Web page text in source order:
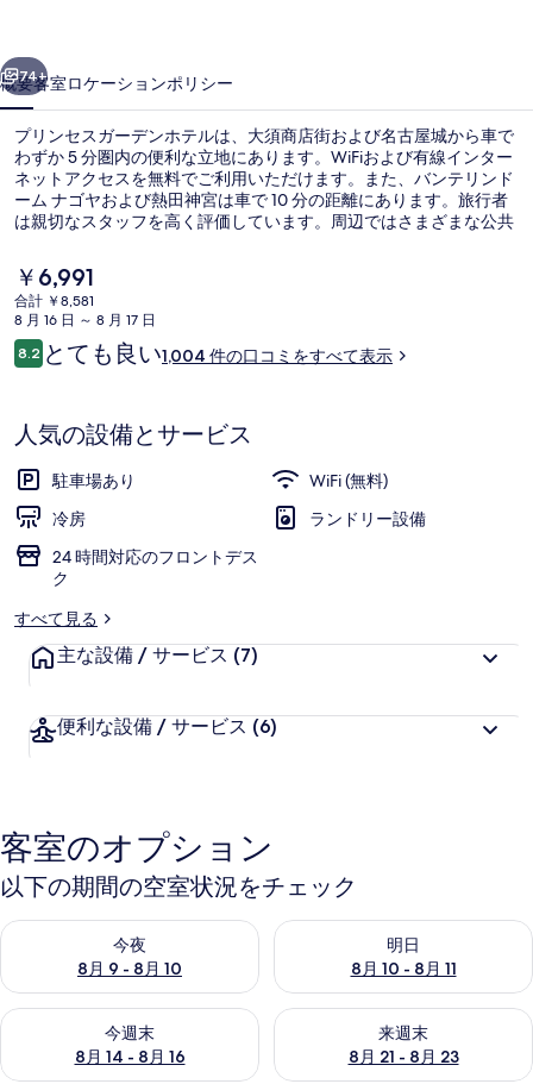
デ
ン
ホ
テ
ル
の
写
真
ギ
ャ
ラ
リ
ー
次へ
74+
概要客室ロケーションポリシー
プリンセスガーデンホテルは、大須商店街および名古屋城から車で
わずか 5 分圏内の便利な立地にあります。WiFiおよび有線インター
ネットアクセスを無料でご利用いただけます。また、バンテリンド
ーム ナゴヤおよび熱田神宮は車で 10 分の距離にあります。旅行者
は親切なスタッフを高く評価しています。周辺ではさまざまな公共
駅までは 8 分です。
現
在
の
料
金
で
す
￥6,991
合計 ￥8,581
8 月 16 日 ～ 8 月 17 日
口
コ
8.210段階中8.2
とても良い1,004 件の口コミをすべて表示
人気の設備とサービス
駐車場あり
WiFi (無料)
冷房
ランドリー設備
24 時間対応のフロントデス
ク
すべて見る
主な設備 / サービス (7)
便利な設備 / サービス (6)
客室のオプション
以下の期間の空室状況をチェック
今夜
8月 9 - 8月 10
今夜 8月 9 - 8月 10 の空室状況をチェック
明日
8月 10 - 8月 11
明日 8月 10 - 8月 11 の空室状
今週末
8月 14 - 8月 16
今週末 8月 14 - 8月 16 の空室状況をチェック
来週末
8月 21 - 8月 23
来週末 8月 21 - 8月 23 の空室